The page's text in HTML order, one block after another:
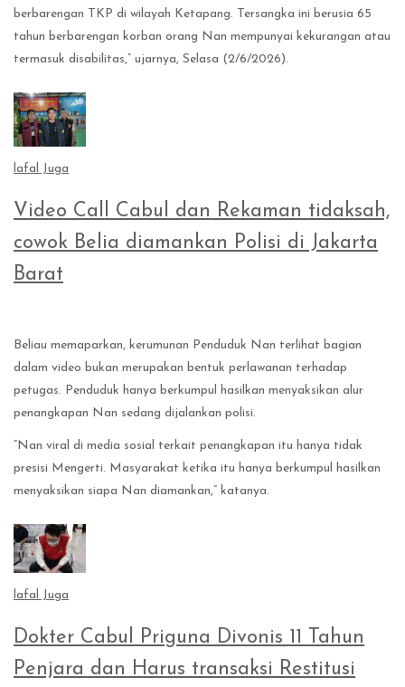
berbarengan TKP di wilayah Ketapang. Tersangka ini berusia 65
tahun berbarengan korban orang Nan mempunyai kekurangan atau
termasuk disabilitas,” ujarnya, Selasa (2/6/2026).
lafal Juga
Video Call Cabul dan Rekaman tidaksah,
cowok Belia diamankan Polisi di Jakarta
Barat
Beliau memaparkan, kerumunan Penduduk Nan terlihat bagian
dalam video bukan merupakan bentuk perlawanan terhadap
petugas. Penduduk hanya berkumpul hasilkan menyaksikan alur
penangkapan Nan sedang dijalankan polisi.
“Nan viral di media sosial terkait penangkapan itu hanya tidak
presisi Mengerti. Masyarakat ketika itu hanya berkumpul hasilkan
menyaksikan siapa Nan diamankan,” katanya.
lafal Juga
Dokter Cabul Priguna Divonis 11 Tahun
Penjara dan Harus transaksi Restitusi